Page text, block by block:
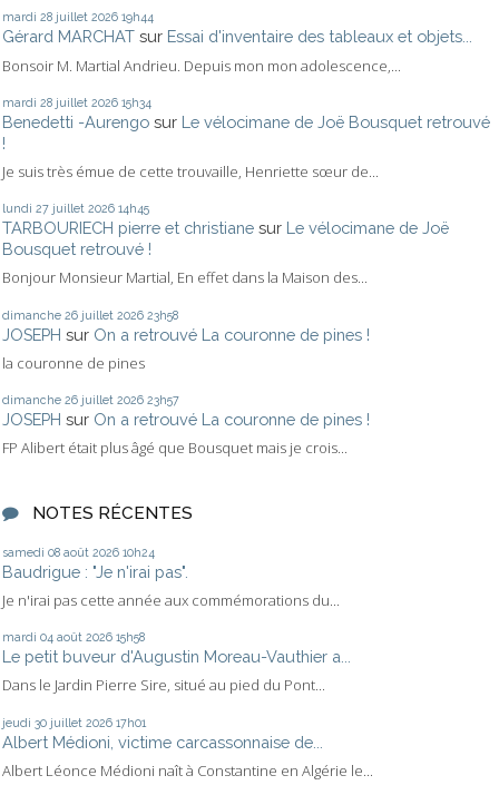
mardi 28 juillet 2026 19h44
Gérard MARCHAT sur Essai d'inventaire des tableaux et objets...
Bonsoir M. Martial Andrieu. Depuis mon mon adolescence,...
mardi 28 juillet 2026 15h34
Benedetti -Aurengo sur Le vélocimane de Joë Bousquet retrouvé
!
Je suis très émue de cette trouvaille, Henriette sœur de...
lundi 27 juillet 2026 14h45
TARBOURIECH pierre et christiane sur Le vélocimane de Joë
Bousquet retrouvé !
Bonjour Monsieur Martial, En effet dans la Maison des...
dimanche 26 juillet 2026 23h58
JOSEPH sur On a retrouvé La couronne de pines !
la couronne de pines
dimanche 26 juillet 2026 23h57
JOSEPH sur On a retrouvé La couronne de pines !
FP Alibert était plus âgé que Bousquet mais je crois...
NOTES RÉCENTES
samedi 08 août 2026 10h24
Baudrigue : "Je n'irai pas".
Je n'irai pas cette année aux commémorations du...
mardi 04 août 2026 15h58
Le petit buveur d'Augustin Moreau-Vauthier a...
Dans le Jardin Pierre Sire, situé au pied du Pont...
jeudi 30 juillet 2026 17h01
Albert Médioni, victime carcassonnaise de...
Albert Léonce Médioni naît à Constantine en Algérie le...